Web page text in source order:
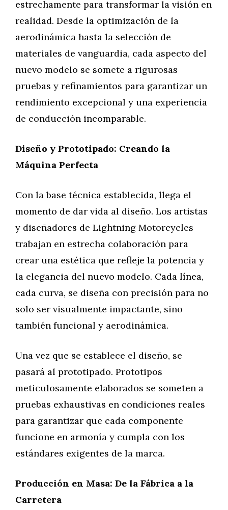
estrechamente para transformar la visión en
realidad. Desde la optimización de la
aerodinámica hasta la selección de
materiales de vanguardia, cada aspecto del
nuevo modelo se somete a rigurosas
pruebas y refinamientos para garantizar un
rendimiento excepcional y una experiencia
de conducción incomparable.
Diseño y Prototipado: Creando la
Máquina Perfecta
Con la base técnica establecida, llega el
momento de dar vida al diseño. Los artistas
y diseñadores de Lightning Motorcycles
trabajan en estrecha colaboración para
crear una estética que refleje la potencia y
la elegancia del nuevo modelo. Cada línea,
cada curva, se diseña con precisión para no
solo ser visualmente impactante, sino
también funcional y aerodinámica.
Una vez que se establece el diseño, se
pasará al prototipado. Prototipos
meticulosamente elaborados se someten a
pruebas exhaustivas en condiciones reales
para garantizar que cada componente
funcione en armonía y cumpla con los
estándares exigentes de la marca.
Producción en Masa: De la Fábrica a la
Carretera